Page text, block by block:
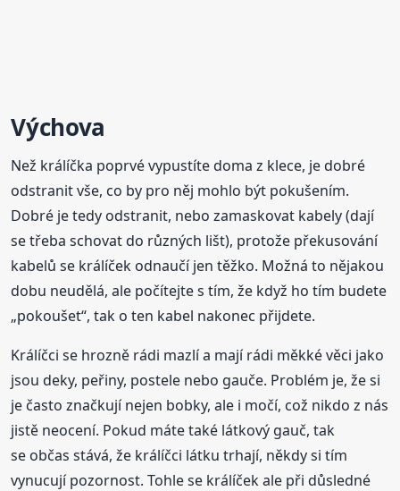
Výchova
Než králíčka poprvé vypustíte doma z klece, je dobré
odstranit vše, co by pro něj mohlo být pokušením.
Dobré je tedy odstranit, nebo zamaskovat kabely (dají
se třeba schovat do různých lišt), protože překusování
kabelů se králíček odnaučí jen těžko. Možná to nějakou
dobu neudělá, ale počítejte s tím, že když ho tím budete
„pokoušet“, tak o ten kabel nakonec přijdete.
Králíčci se hrozně rádi mazlí a mají rádi měkké věci jako
jsou deky, peřiny, postele nebo gauče. Problém je, že si
je často značkují nejen bobky, ale i močí, což nikdo z nás
jistě neocení. Pokud máte také látkový gauč, tak
se občas stává, že králíčci látku trhají, někdy si tím
vynucují pozornost. Tohle se králíček ale při důsledné